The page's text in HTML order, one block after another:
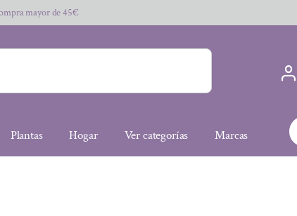
mayor de 45€
Plantas Hogar Ver categorías Marcas